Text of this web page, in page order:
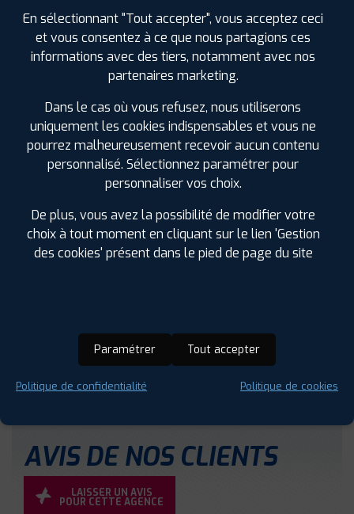
AUTO, CAMIONNETTE,
AGRAIRE POIDS LOURD
GÉNIE CIVIL MANUTENTION TRAVAUX PUBLICS
Géométrie Véhicule Utilitaire long et Camping Car
Accès Camping Car et véhicules utilitaires carrossés
Réparation de pneus tubeless
Remplacement de pneus
Contrôle pression offert
AVIS DE NOS CLIENTS
LAISSER UN AVIS
POUR CETTE AGENCE
En sélectionnant "Tout accepter", vous acceptez ceci
et vous consentez à ce que nous partagions ces
informations avec des tiers, notamment avec nos
partenaires marketing.
Dans le cas où vous refusez, nous utiliserons
uniquement les cookies indispensables et vous ne
pourrez malheureusement recevoir aucun contenu
personnalisé. Sélectionnez paramétrer pour
personnaliser vos choix.
De plus, vous avez la possibilité de modifier votre
choix à tout moment en cliquant sur le lien 'Gestion
des cookies' présent dans le pied de page du site
Paramétrer Tout accepter
Politique de confidentialité Politique de cookies